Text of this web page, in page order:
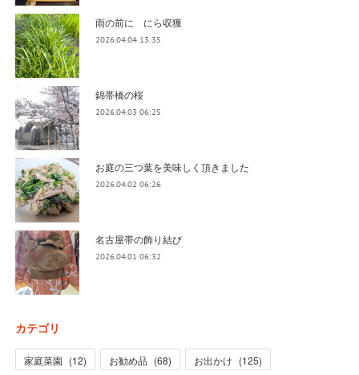
雨の前に にら収獲
2026.04.04 13:35
錦帯橋の桜
2026.04.03 06:25
お庭の三つ葉を美味しく頂きました
2026.04.02 06:26
名古屋帯の飾り結び
2026.04.01 06:32
カテゴリ
家庭菜園 (12) お勧め品 (68) お出かけ (125)